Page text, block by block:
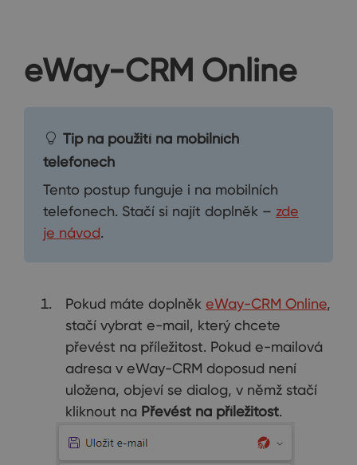
eWay-CRM Online
Tip na použití na mobilních
telefonech
Tento postup funguje i na mobilních
telefonech. Stačí si najít doplněk – zde
je návod.
Pokud máte doplněk eWay-CRM Online,
stačí vybrat e-mail, který chcete
převést na příležitost. Pokud e-mailová
adresa v eWay-CRM doposud není
uložena, objeví se dialog, v němž stačí
kliknout na Převést na příležitost.